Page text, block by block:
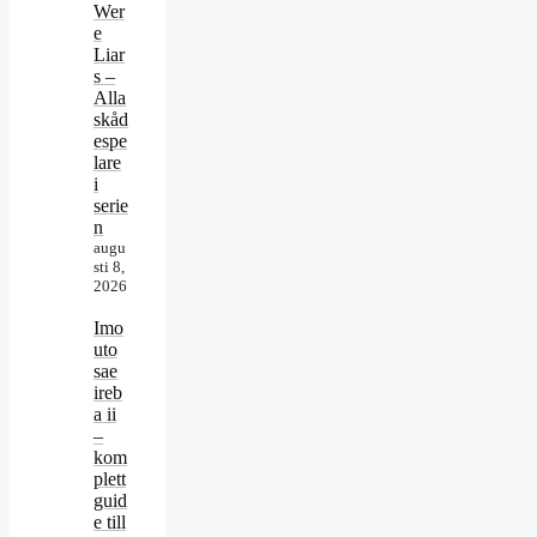
Wer
e
Liar
s –
Alla
skåd
espe
lare
i
serie
n
augu
sti 8,
2026
Imo
uto
sae
ireb
a ii
–
kom
plett
guid
e till